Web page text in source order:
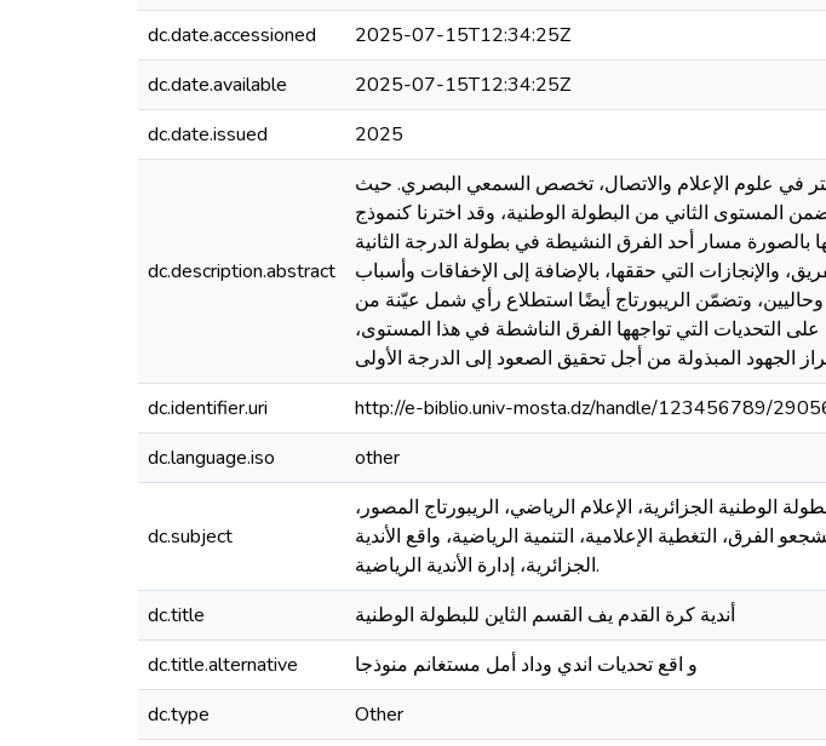
dc.date.accessioned
2025-07-15T12:34:25Z
dc.date.available
2025-07-15T12:34:25Z
dc.date.issued
2025
dc.description.abstract
في علوم الإعلام والاتصال، تخصص السمعي البصري. حيث
المستوى الثاني من البطولة الوطنية، وقد اخترنا كنموذج
على مدة 13 دقيقة، نوثّق من خلالها بالصورة مسار أحد الفرق النشيطة في بطولة الدرجة الثانية
والإنجازات التي حققها، بالإضافة إلى الإخفاقات وأسباب
وحاليين، وتضمّن الريبورتاج أيضًا استطلاع رأي شمل عيّنة من
التحديات التي تواجهها الفرق الناشطة في هذا المستوى،
dc.identifier.uri
http://e-biblio.univ-mosta.dz/handle/123456789/
dc.language.iso
other
dc.subject
الوطنية الجزائرية، الإعلام الرياضي، الريبورتاج المصور،
الفرق، التغطية الإعلامية، التنمية الرياضية، واقع الأندية
الجزائرية، إدارة الأندية الرياضية.
dc.title أندية كرة القدم يف القسم الثاين للبطولة الوطنية
dc.title.alternative
و اقع تحديات اندي وداد أمل مستغانم منوذجا
dc.type
Other